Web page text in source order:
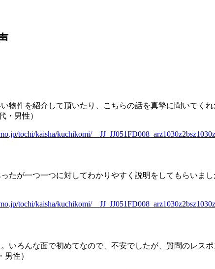
物件を紹介して頂いたり、こちらの話を真摯に聞いてくれ
・男性）
tochi/kaisha/kuchikomi/
たが一つ一つに対してわかりやすく説明をしてもらいま
tochi/kaisha/kuchikomi/
いろんな面で初めてなので、不安でしたが、質問のレスポ
性）